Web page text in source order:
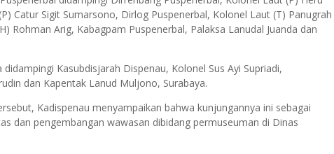
Catur Sigit Sumarsono, Dirlog Puspenerbal, Kolonel Laut (T) Panugrah
Rohman Arig, Kabagpam Puspenerbal, Palaksa Lanudal Juanda dan
Kasubdisjarah Dispenau, Kolonel Sus Ayi Supriadi,
dan Kapentak Lanud Muljono, Surabaya.
Kadispenau menyampaikan bahwa kunjungannya ini sebagai
dan pengembangan wawasan dibidang permuseuman di Dinas